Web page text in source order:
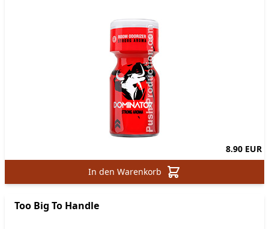
8.90 EUR
In den Warenkorb
Too Big To Handle